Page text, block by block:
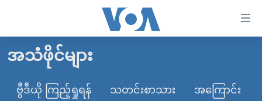
လွယ်ကူ
သည့်
မူလစာမျက်နှာ
မြန်မာ
အသံဖိုင်များ
ဗွီဒီယို ကြည့်ရှုရန် သတင်းစာသား အကြောင်း